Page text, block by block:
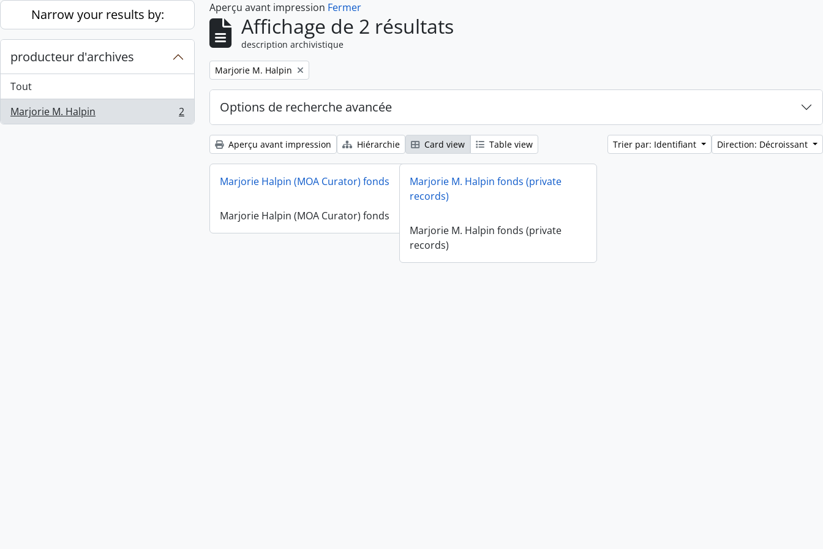
Skip to main content
Narrow your results by:
producteur d'archives
Tout
Marjorie M. Halpin
, 2 résultats 2
Aperçu avant impression Fermer
Affichage de 2 résultats
description archivistique
Remove filter:
Marjorie M. Halpin
Options de recherche avancée
Aperçu avant impression Hiérarchie Card view Table view Trier par: Identifiant Direction: Décroissant
Marjorie Halpin (MOA Curator) fonds
Marjorie Halpin (MOA Curator) fonds
Marjorie M. Halpin fonds (private
records)
Marjorie M. Halpin fonds (private
records)